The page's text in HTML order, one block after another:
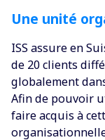
Une unité
‍‍ISS assure en
de 20 clients
globalement
Afin de pouvoir
faire acquis à